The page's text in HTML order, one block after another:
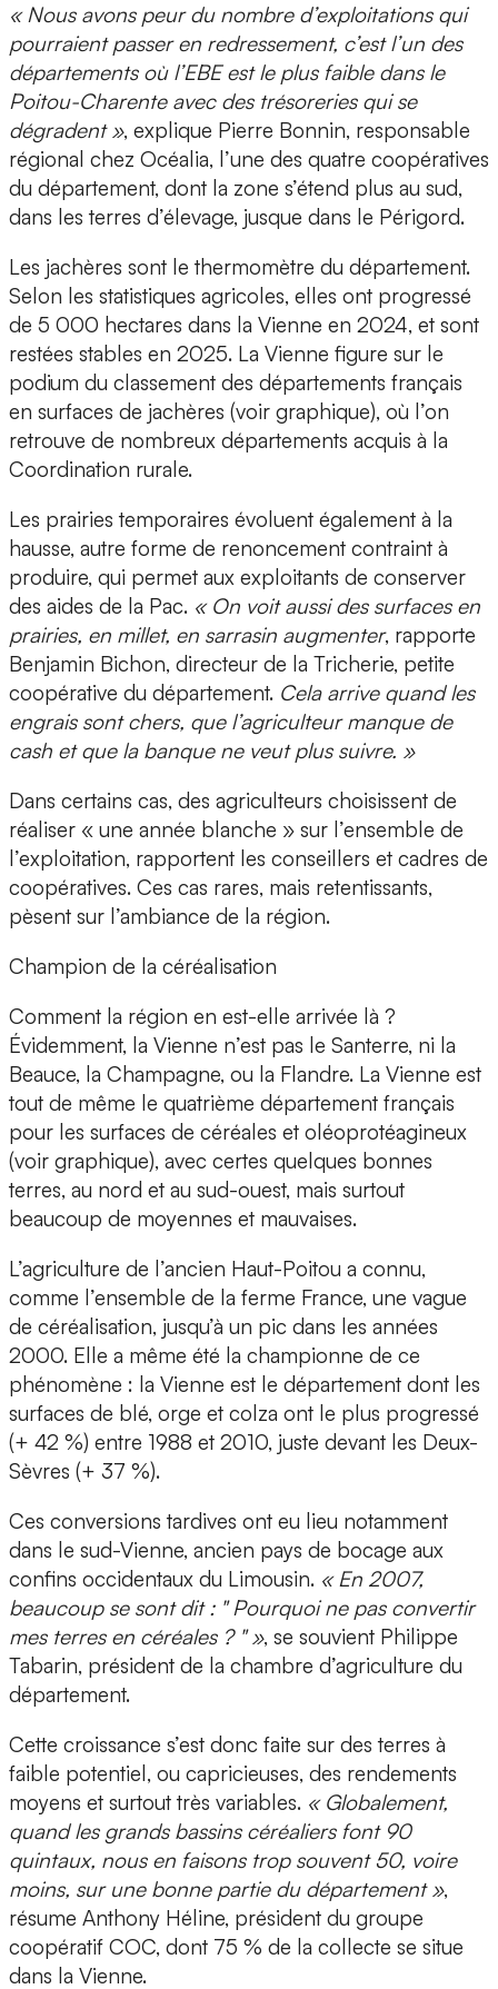
« Nous avons peur du nombre d’exploitations qui
pourraient passer en redressement, c’est l’un des
départements où l’EBE est le plus faible dans le
Poitou-Charente avec des trésoreries qui se
dégradent », explique Pierre Bonnin, responsable
régional chez Océalia, l’une des quatre coopératives
du département, dont la zone s’étend plus au sud,
dans les terres d’élevage, jusque dans le Périgord.
Les jachères sont le thermomètre du département.
Selon les statistiques agricoles, elles ont progressé
de 5 000 hectares dans la Vienne en 2024, et sont
restées stables en 2025. La Vienne figure sur le
podium du classement des départements français
en surfaces de jachères (voir graphique), où l’on
retrouve de nombreux départements acquis à la
Coordination rurale.
Les prairies temporaires évoluent également à la
hausse, autre forme de renoncement contraint à
produire, qui permet aux exploitants de conserver
des aides de la Pac. « On voit aussi des surfaces en
prairies, en millet, en sarrasin augmenter, rapporte
Benjamin Bichon, directeur de la Tricherie, petite
coopérative du département. Cela arrive quand les
engrais sont chers, que l’agriculteur manque de
cash et que la banque ne veut plus suivre. »
Dans certains cas, des agriculteurs choisissent de
réaliser « une année blanche » sur l’ensemble de
l’exploitation, rapportent les conseillers et cadres de
coopératives. Ces cas rares, mais retentissants,
pèsent sur l’ambiance de la région.
Champion de la céréalisation
Comment la région en est-elle arrivée là ?
Évidemment, la Vienne n’est pas le Santerre, ni la
Beauce, la Champagne, ou la Flandre. La Vienne est
tout de même le quatrième département français
pour les surfaces de céréales et oléoprotéagineux
(voir graphique), avec certes quelques bonnes
terres, au nord et au sud-ouest, mais surtout
beaucoup de moyennes et mauvaises.
L’agriculture de l’ancien Haut-Poitou a connu,
comme l’ensemble de la ferme France, une vague
de céréalisation, jusqu’à un pic dans les années
2000. Elle a même été la championne de ce
phénomène : la Vienne est le département dont les
surfaces de blé, orge et colza ont le plus progressé
(+ 42 %) entre 1988 et 2010, juste devant les Deux-
Sèvres (+ 37 %).
Ces conversions tardives ont eu lieu notamment
dans le sud-Vienne, ancien pays de bocage aux
confins occidentaux du Limousin. « En 2007,
beaucoup se sont dit : " Pourquoi ne pas convertir
mes terres en céréales ? " », se souvient Philippe
Tabarin, président de la chambre d’agriculture du
département.
Cette croissance s’est donc faite sur des terres à
faible potentiel, ou capricieuses, des rendements
moyens et surtout très variables. « Globalement,
quand les grands bassins céréaliers font 90
quintaux, nous en faisons trop souvent 50, voire
moins, sur une bonne partie du département »,
résume Anthony Héline, président du groupe
coopératif COC, dont 75 % de la collecte se situe
dans la Vienne.